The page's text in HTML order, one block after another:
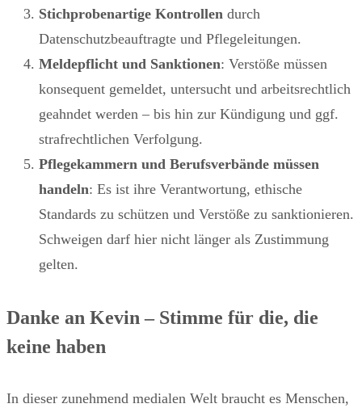
Stichprobenartige Kontrollen durch
Datenschutzbeauftragte und Pflegeleitungen.
Meldepflicht und Sanktionen: Verstöße müssen
konsequent gemeldet, untersucht und arbeitsrechtlich
geahndet werden – bis hin zur Kündigung und ggf.
strafrechtlichen Verfolgung.
Pflegekammern und Berufsverbände müssen
handeln: Es ist ihre Verantwortung, ethische
Standards zu schützen und Verstöße zu sanktionieren.
Schweigen darf hier nicht länger als Zustimmung
gelten.
Danke an Kevin – Stimme für die, die
keine haben
In dieser zunehmend medialen Welt braucht es Menschen,